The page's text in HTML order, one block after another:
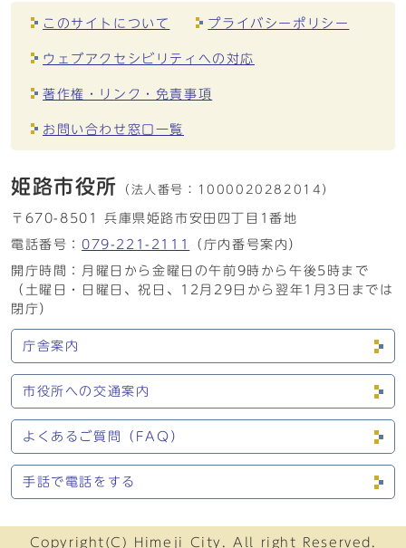
このサイトについて プライバシーポリシー
ウェブアクセシビリティへの対応
著作権・リンク・免責事項
お問い合わせ窓口一覧
姫路市役所 （法人番号： 1000020282014）
〒670-8501 兵庫県姫路市安田四丁目1番地
電話番号： 079-221-2111
（庁内番号案内）
開庁時間：月曜日から金曜日の午前9時から午後5時まで
（土曜日・日曜日、祝日、12月29日から翌年1月3日までは
閉庁）
庁舎案内
市役所への交通案内
よくあるご質問（FAQ）
手話で電話をする
Copyright(C) Himeji City. All right Reserved.